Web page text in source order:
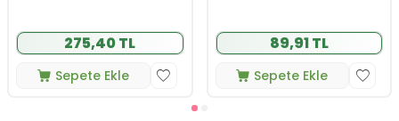
275,40 TL
Sepete Ekle
89,91 TL
Sepete Ekle